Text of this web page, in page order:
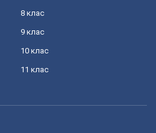
8 клас
9 клас
10 клас
11 клас